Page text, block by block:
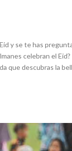
y se te has
celebran el
descubras la